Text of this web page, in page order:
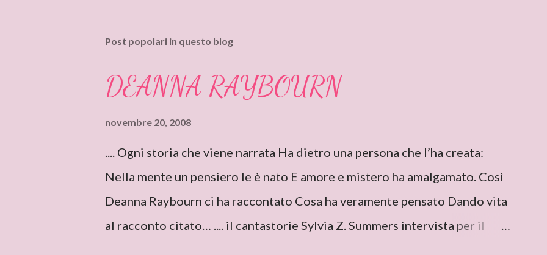
m
t
o
Post popolari in questo blog
DEANNA RAYBOURN
novembre 20, 2008
.... Ogni storia che viene narrata Ha dietro una persona che l’ha creata:
Nella mente un pensiero le è nato E amore e mistero ha amalgamato. Così
Deanna Raybourn ci ha raccontato Cosa ha veramente pensato Dando vita
al racconto citato… .... il cantastorie Sylvia Z. Summers intervista per il